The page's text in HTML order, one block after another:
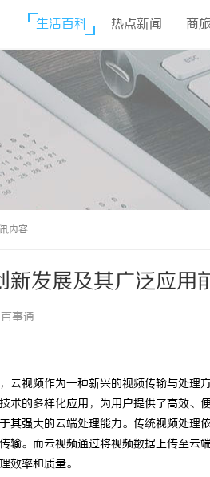
生活百科 热点新闻 商
内容
新发展及其广泛应用
事通
云视频作为一种新兴的视频传输与处
术的多样化应用，为用户提供了高效、
其强大的云端处理能力。传统视频处
输。而云视频通过将视频数据上传至
效率和质量。